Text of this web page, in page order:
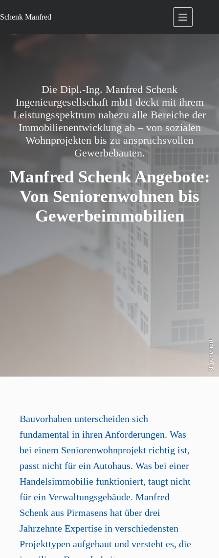
Inhalt
springen
Schenk Manfred
Die Dipl.-Ing. Manfred Schenk
Ingenieurgesellschaft mbH deckt mit ihrem
Leistungsspektrum nahezu alle Bereiche der
Immobilienentwicklung ab – von sozialen
Wohnprojekten bis zu anspruchsvollen
Gewerbebauten.
Manfred Schenk Angebote:
Von Seniorenwohnen bis
Gewerbeimmobilien
KI-generiert
Bauvorhaben unterscheiden sich
fundamental in ihren Anforderungen. Was
bei einem Seniorenwohnprojekt richtig ist,
passt nicht für ein Autohaus. Was bei einer
Handelsimmobilie funktioniert, taugt nicht
für ein Verwaltungsgebäude. Manfred
Schenk aus Pirmasens hat über drei
Jahrzehnte Expertise in verschiedensten
Projekttypen aufgebaut und versteht es, die